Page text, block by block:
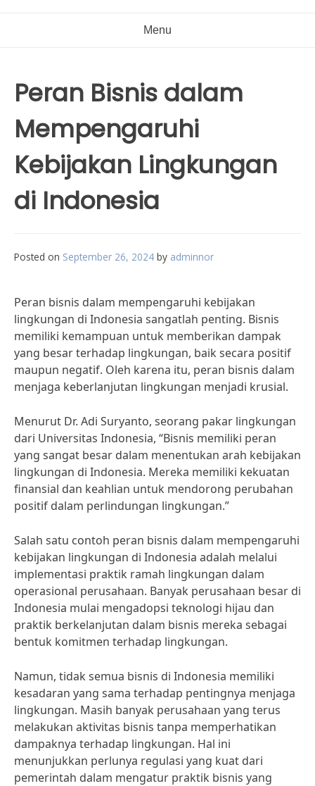
Menu
Peran Bisnis dalam
Mempengaruhi
Kebijakan Lingkungan
di Indonesia
Posted on September 26, 2024 by adminnor
Peran bisnis dalam mempengaruhi kebijakan
lingkungan di Indonesia sangatlah penting. Bisnis
memiliki kemampuan untuk memberikan dampak
yang besar terhadap lingkungan, baik secara positif
maupun negatif. Oleh karena itu, peran bisnis dalam
menjaga keberlanjutan lingkungan menjadi krusial.
Menurut Dr. Adi Suryanto, seorang pakar lingkungan
dari Universitas Indonesia, “Bisnis memiliki peran
yang sangat besar dalam menentukan arah kebijakan
lingkungan di Indonesia. Mereka memiliki kekuatan
finansial dan keahlian untuk mendorong perubahan
positif dalam perlindungan lingkungan.”
Salah satu contoh peran bisnis dalam mempengaruhi
kebijakan lingkungan di Indonesia adalah melalui
implementasi praktik ramah lingkungan dalam
operasional perusahaan. Banyak perusahaan besar di
Indonesia mulai mengadopsi teknologi hijau dan
praktik berkelanjutan dalam bisnis mereka sebagai
bentuk komitmen terhadap lingkungan.
Namun, tidak semua bisnis di Indonesia memiliki
kesadaran yang sama terhadap pentingnya menjaga
lingkungan. Masih banyak perusahaan yang terus
melakukan aktivitas bisnis tanpa memperhatikan
dampaknya terhadap lingkungan. Hal ini
menunjukkan perlunya regulasi yang kuat dari
pemerintah dalam mengatur praktik bisnis yang